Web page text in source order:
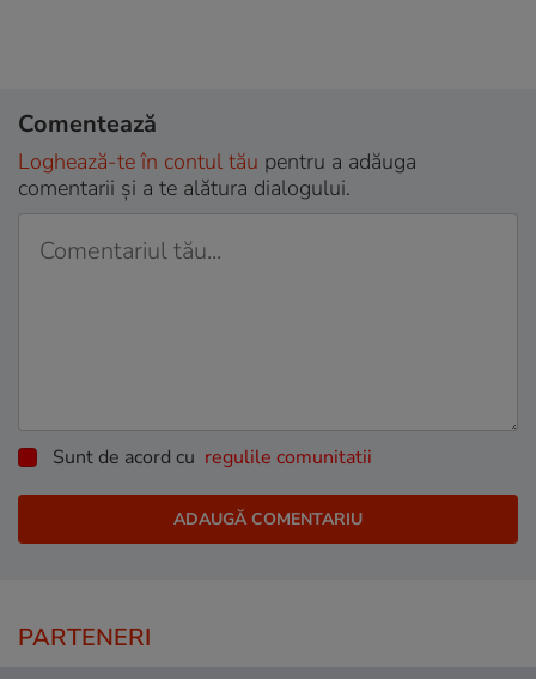
Comentează
Loghează-te în contul tău pentru a adăuga
comentarii și a te alătura dialogului.
Sunt de acord cu regulile comunitatii
PARTENERI